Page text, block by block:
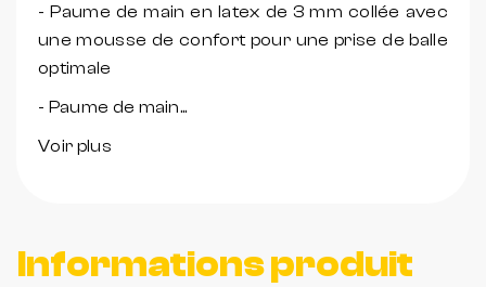
- Paume de main en latex de 3 mm collée avec
une mousse de confort pour une prise de balle
optimale
- Paume de main...
Voir plus
Informations produit